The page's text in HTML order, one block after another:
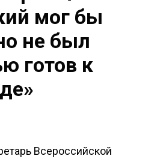
мог бы
не был
готов к
Всероссийской